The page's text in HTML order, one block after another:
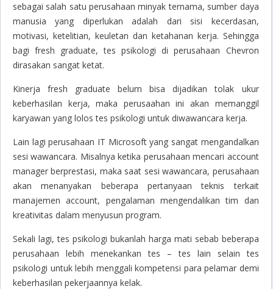
sebagai salah satu perusahaan minyak ternama, sumber daya
manusia yang diperlukan adalah dari sisi kecerdasan,
motivasi, ketelitian, keuletan dan ketahanan kerja. Sehingga
bagifresh graduate, tes psikologi di perusahaan Chevron
dirasakan sangat ketat.
Kinerja fresh graduate belum bisa dijadikan tolak ukur
keberhasilan kerja, maka perusaahan ini akan memanggil
karyawan yang lolos tes psikologi untuk diwawancara kerja.
Lain lagi perusahaan IT Microsoft yang sangat mengandalkan
sesi wawancara. Misalnya ketika perusahaan mencari account
manager berprestasi, maka saat sesi wawancara, perusahaan
akan menanyakan beberapa pertanyaan teknis terkait
manajemen account, pengalaman mengendalikan tim dan
kreativitas dalam menyusun program.
Sekali lagi, tes psikologi bukanlah harga mati sebab beberapa
perusahaan lebih menekankan tes – tes lain selain tes
psikologi untuk lebih menggali kompetensi para pelamar demi
keberhasilan pekerjaannya kelak.